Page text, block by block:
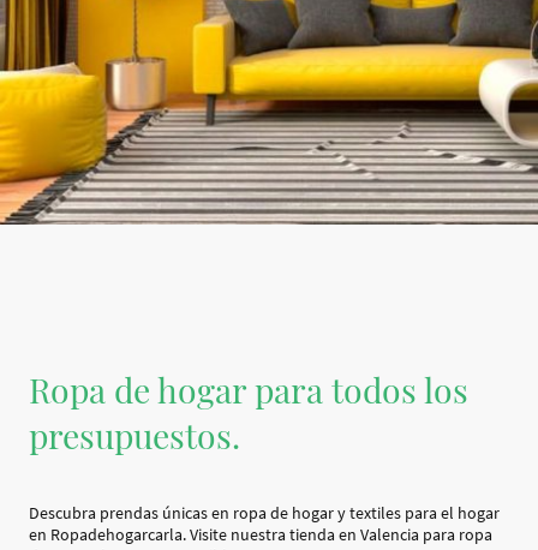
Ropa de hogar para todos los
presupuestos.
Descubra prendas únicas en ropa de hogar y textiles para el hogar
en Ropadehogarcarla. Visite nuestra tienda en Valencia para ropa